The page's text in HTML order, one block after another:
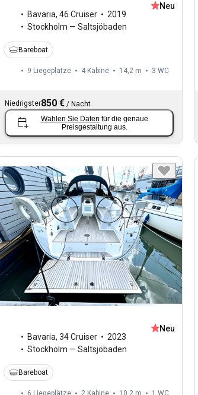
Bavaria, 46 Cruiser
2019
Stockholm — Saltsjöbaden
Neu
Bareboat
9 Liegeplätze 4 Kabine 14,2 m 3 WC
Niedrigster850 € / Nacht
Wählen Sie Daten für die genaue
Preisgestaltung aus.
Bavaria, 34 Cruiser
2023
Stockholm — Saltsjöbaden
Neu
Bareboat
6 Liegeplätze 2 Kabine 10,2 m 1 WC